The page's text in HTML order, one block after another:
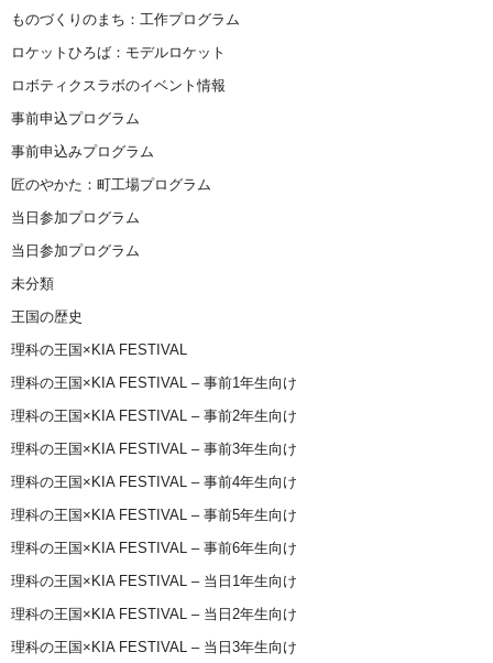
ものづくりのまち：工作プログラム
ロケットひろば：モデルロケット
ロボティクスラボのイベント情報
事前申込プログラム
事前申込みプログラム
匠のやかた：町工場プログラム
当日参加プログラム
当日参加プログラム
未分類
王国の歴史
理科の王国×KIA FESTIVAL
理科の王国×KIA FESTIVAL – 事前1年生向け
理科の王国×KIA FESTIVAL – 事前2年生向け
理科の王国×KIA FESTIVAL – 事前3年生向け
理科の王国×KIA FESTIVAL – 事前4年生向け
理科の王国×KIA FESTIVAL – 事前5年生向け
理科の王国×KIA FESTIVAL – 事前6年生向け
理科の王国×KIA FESTIVAL – 当日1年生向け
理科の王国×KIA FESTIVAL – 当日2年生向け
理科の王国×KIA FESTIVAL – 当日3年生向け